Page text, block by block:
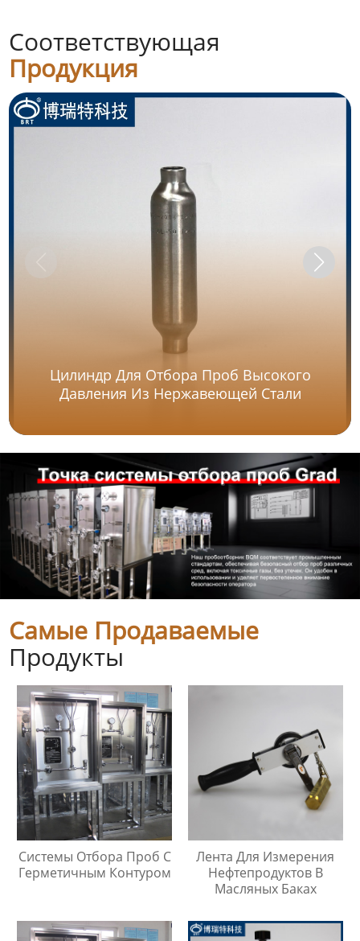
Соответствующая
Продукция
Цилиндр Для Отбора Проб Высокого
Давления Из Нержавеющей Стали
Самые Продаваемые
Продукты
Системы Отбора Проб С
Герметичным Контуром
Лента Для Измерения
Нефтепродуктов В
Масляных Баках